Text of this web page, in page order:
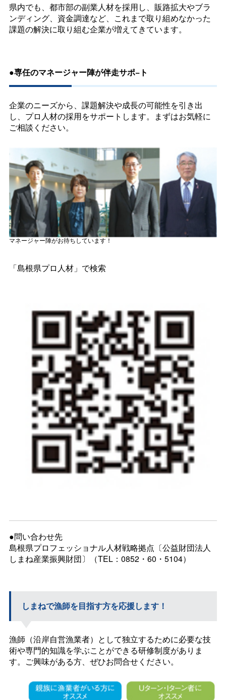
県内でも、都市部の副業人材を採用し、販路拡大やブラ
ンディング、資金調達など、これまで取り組めなかった
課題の解決に取り組む企業が増えてきています。
●専任のマネージャー陣が伴走サポ−ト
企業のニーズから、課題解決や成長の可能性を引き出
し、プロ人材の採用をサポートします。まずはお気軽に
ご相談ください。
マネージャー陣がお待ちしています！
「島根県プロ人材」で検索
●問い合わせ先
島根県プロフェッショナル人材戦略拠点〔公益財団法人
しまね産業振興財団〕（TEL：0852・60・5104）
しまねで漁師を目指す方を応援します！
漁師（沿岸自営漁業者）として独立するために必要な技
術や専門的知識を学ぶことができる研修制度がありま
す。ご興味がある方、ぜひお問合せください。